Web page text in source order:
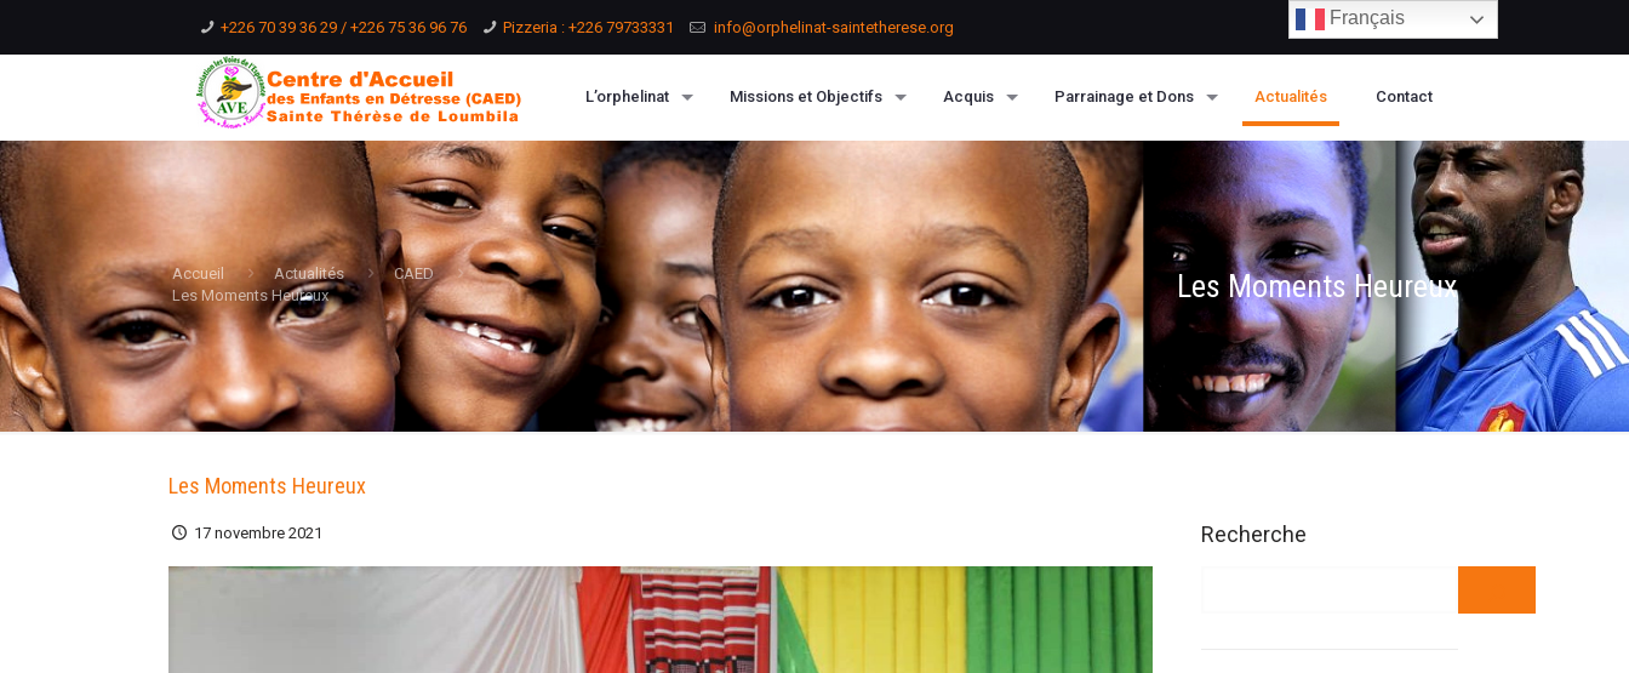
+226 70 39 36 29 / +226 75 36 96 76 Pizzeria : +226 79733331 info@orphelinat-saintetherese.org
L’orphelinat Missions et Objectifs Acquis Parrainage et Dons Actualités Contact
Les Moments Heureux
Accueil Actualités
CAED
Les Moments Heureux
Les Moments Heureux
17 novembre 2021 Recherche
Français